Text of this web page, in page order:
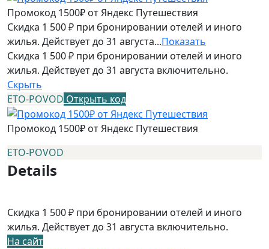
Промокод 1500₽ от Яндекс Путешествия
Скидка 1 500 ₽ при бронировании отелей и иного
жилья. Действует до 31 августа...Показать
Скидка 1 500 ₽ при бронировании отелей и иного
жилья. Действует до 31 августа включительно.
Скрыть
ETO-POVOD Открыть код
Промокод 1500₽ от Яндекс Путешествия
ETO-POVOD
Details
Скидка 1 500 ₽ при бронировании отелей и иного
жилья. Действует до 31 августа включительно.
На сайт